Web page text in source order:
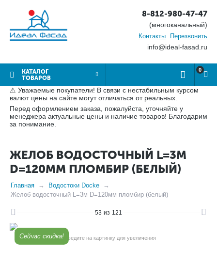
8-812-980-47-47
(многоканальный)
Контакты Перезвонить
info@ideal-fasad.ru
КАТАЛОГ
ТОВАРОВ
0
⚠ Уважаемые покупатели! В связи с нестабильным курсом
валют цены на сайте могут отличаться от реальных.
Перед оформлением заказа, пожалуйста, уточняйте у
менеджера актуальные цены и наличие товаров! Благодарим
за понимание.
ЖЕЛОБ ВОДОСТОЧНЫЙ L=3М
D=120ММ ПЛОМБИР (БЕЛЫЙ)
Главная
Водостоки Docke
Желоб водосточный L=3м D=120мм пломбир (белый)
53 из 121
Сейчас скидка!Наведите на картинку для увеличения